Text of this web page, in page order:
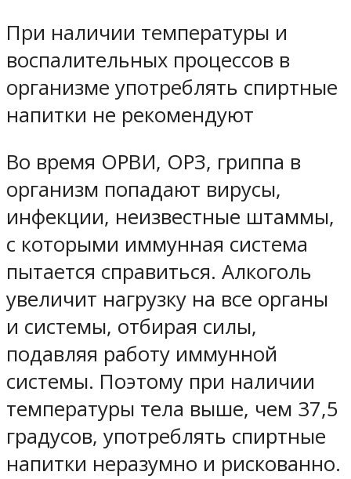
При наличии температуры и
воспалительных процессов в
организме употреблять спиртные
напитки не рекомендуют
Во время ОРВИ, ОРЗ, гриппа в
организм попадают вирусы,
инфекции, неизвестные штаммы,
с которыми иммунная система
пытается справиться. Алкоголь
увеличит нагрузку на все органы
и системы, отбирая силы,
подавляя работу иммунной
системы. Поэтому при наличии
температуры тела выше, чем 37,5
градусов, употреблять спиртные
напитки неразумно и рискованно.